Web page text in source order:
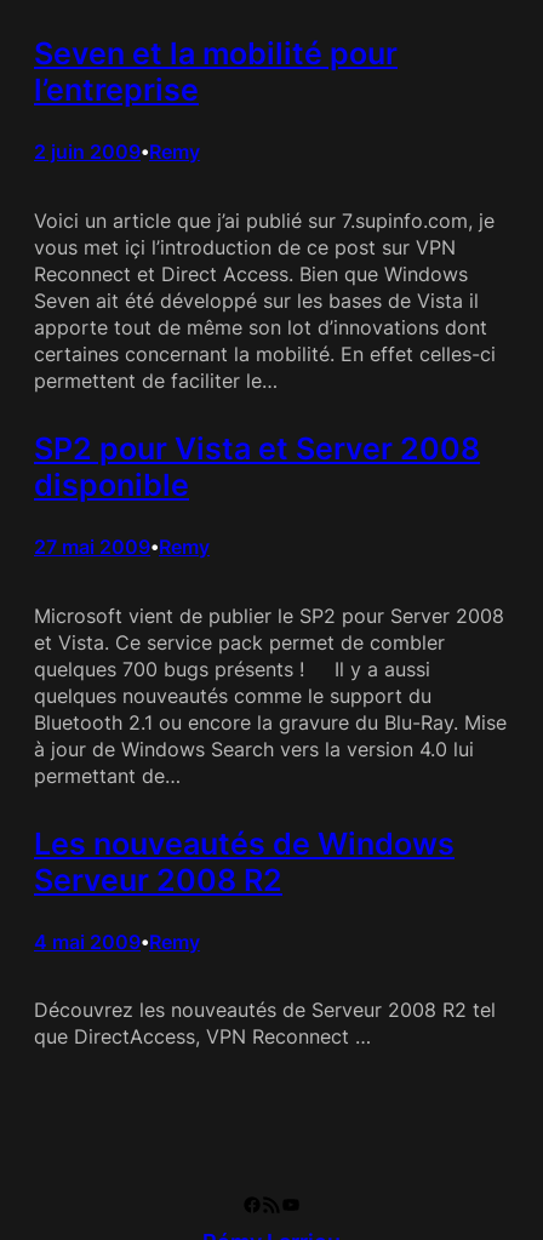
Seven et la mobilité pour
l’entreprise
2 juin 2009•Remy
Voici un article que j’ai publié sur 7.supinfo.com, je
vous met içi l’introduction de ce post sur VPN
Reconnect et Direct Access. Bien que Windows
Seven ait été développé sur les bases de Vista il
apporte tout de même son lot d’innovations dont
certaines concernant la mobilité. En effet celles-ci
permettent de faciliter le…
SP2 pour Vista et Server 2008
disponible
27 mai 2009•Remy
Microsoft vient de publier le SP2 pour Server 2008
et Vista. Ce service pack permet de combler
quelques 700 bugs présents ! Il y a aussi
quelques nouveautés comme le support du
Bluetooth 2.1 ou encore la gravure du Blu-Ray. Mise
à jour de Windows Search vers la version 4.0 lui
permettant de…
Les nouveautés de Windows
Serveur 2008 R2
4 mai 2009•Remy
Découvrez les nouveautés de Serveur 2008 R2 tel
que DirectAccess, VPN Reconnect …